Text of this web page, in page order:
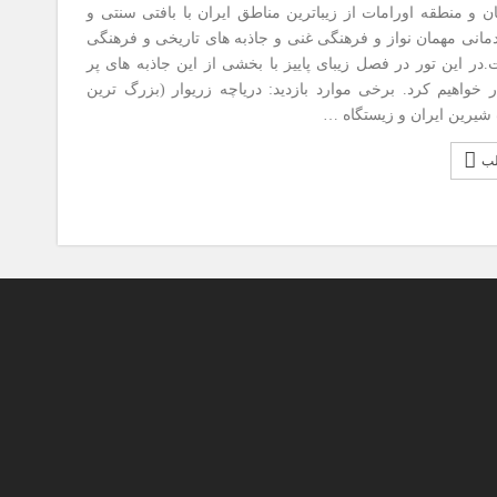
و منطقه اورامات از زیباترین مناطق ایران با بافتی سنتی و
مهمان نواز و فرهنگی غنی و جاذبه های تاریخی و فرهنگی
این تور در فصل زیبای پاییز با بخشی از این جاذبه های پر
خواهیم کرد. برخی موارد بازدید: دریاچه زریوار (بزرگ ترین
شیرین ایران و زیستگاه …